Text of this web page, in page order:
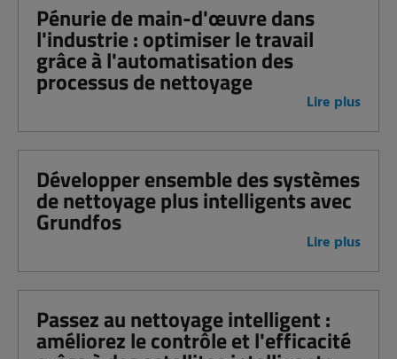
Pénurie de main-d'œuvre dans
l'industrie : optimiser le travail
grâce à l'automatisation des
processus de nettoyage
Lire plus
Développer ensemble des systèmes
de nettoyage plus intelligents avec
Grundfos
Lire plus
Passez au nettoyage intelligent :
améliorez le contrôle et l'efficacité